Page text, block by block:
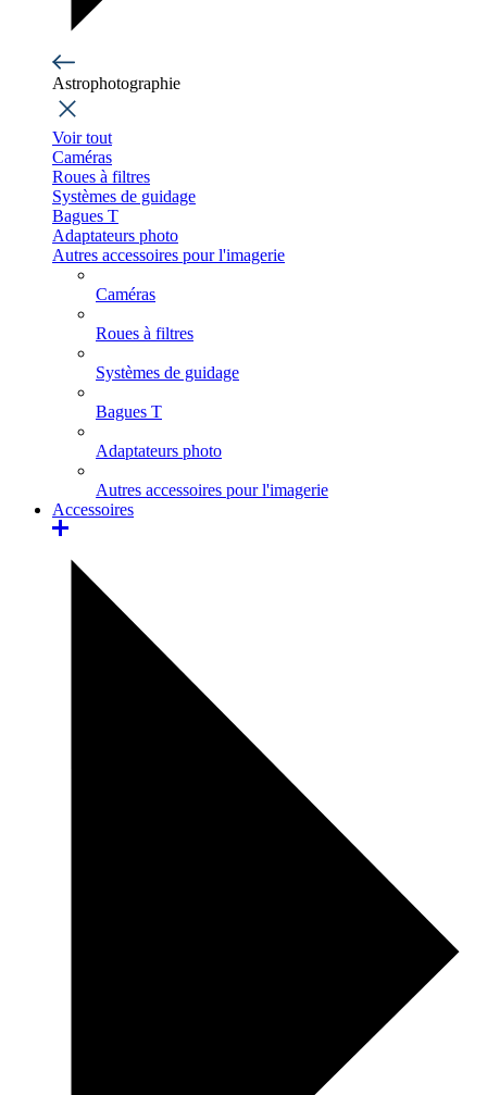
Astrophotographie
Voir tout
Caméras
Roues à filtres
Systèmes de guidage
Bagues T
Adaptateurs photo
Autres accessoires pour l'imagerie
Caméras
Roues à filtres
Systèmes de guidage
Bagues T
Adaptateurs photo
Autres accessoires pour l'imagerie
Accessoires